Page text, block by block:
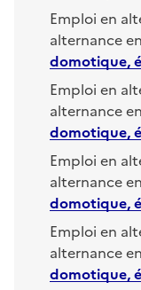
Emploi en
alternance en
domotique,
Emploi en
alternance en
domotique,
Emploi en
alternance en
domotique,
Emploi en
alternance en
domotique,